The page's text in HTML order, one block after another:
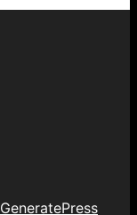
GeneratePress